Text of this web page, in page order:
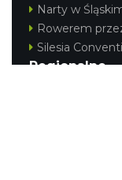
Narty w
Rowerem
Silesia
Regionalne